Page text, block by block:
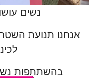
נשים
אנחנו תנועת
בהשתתפות